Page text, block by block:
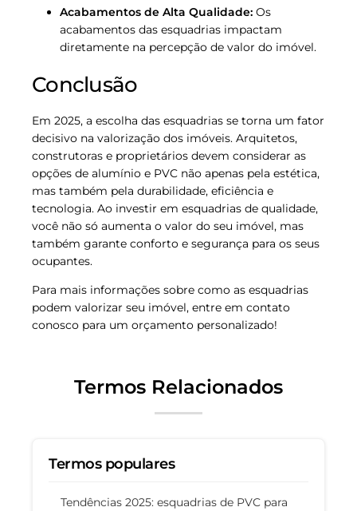
Acabamentos de Alta Qualidade: Os
acabamentos das esquadrias impactam
diretamente na percepção de valor do imóvel.
Conclusão
Em 2025, a escolha das esquadrias se torna um fator
decisivo na valorização dos imóveis. Arquitetos,
construtoras e proprietários devem considerar as
opções de alumínio e PVC não apenas pela estética,
mas também pela durabilidade, eficiência e
tecnologia. Ao investir em esquadrias de qualidade,
você não só aumenta o valor do seu imóvel, mas
também garante conforto e segurança para os seus
ocupantes.
Para mais informações sobre como as esquadrias
podem valorizar seu imóvel, entre em contato
conosco para um orçamento personalizado!
Termos Relacionados
Termos populares
Tendências 2025: esquadrias de PVC para